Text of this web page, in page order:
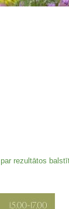
rezultātos